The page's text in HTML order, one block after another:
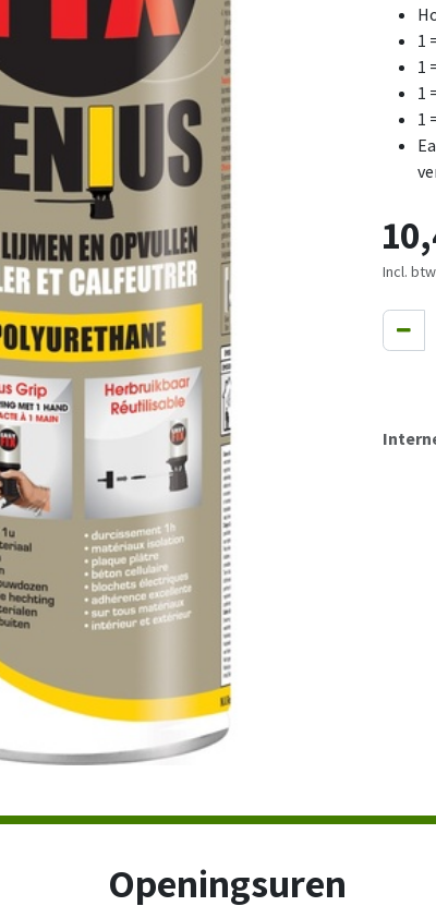
1
1
1
1
Incl.
Openingsuren